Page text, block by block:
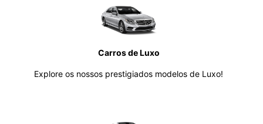
Carros de Luxo
Explore os nossos prestigiados modelos de Luxo!